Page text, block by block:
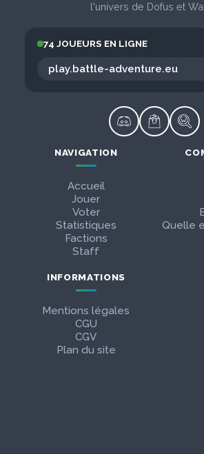
l'univers de Dofus et
74 JOUEURS EN LIGNE
NAVIGATION
Accueil
Jouer
Voter
Statistiques
Factions
Staff
Quelle
INFORMATIONS
Mentions légales
CGU
CGV
Plan du site